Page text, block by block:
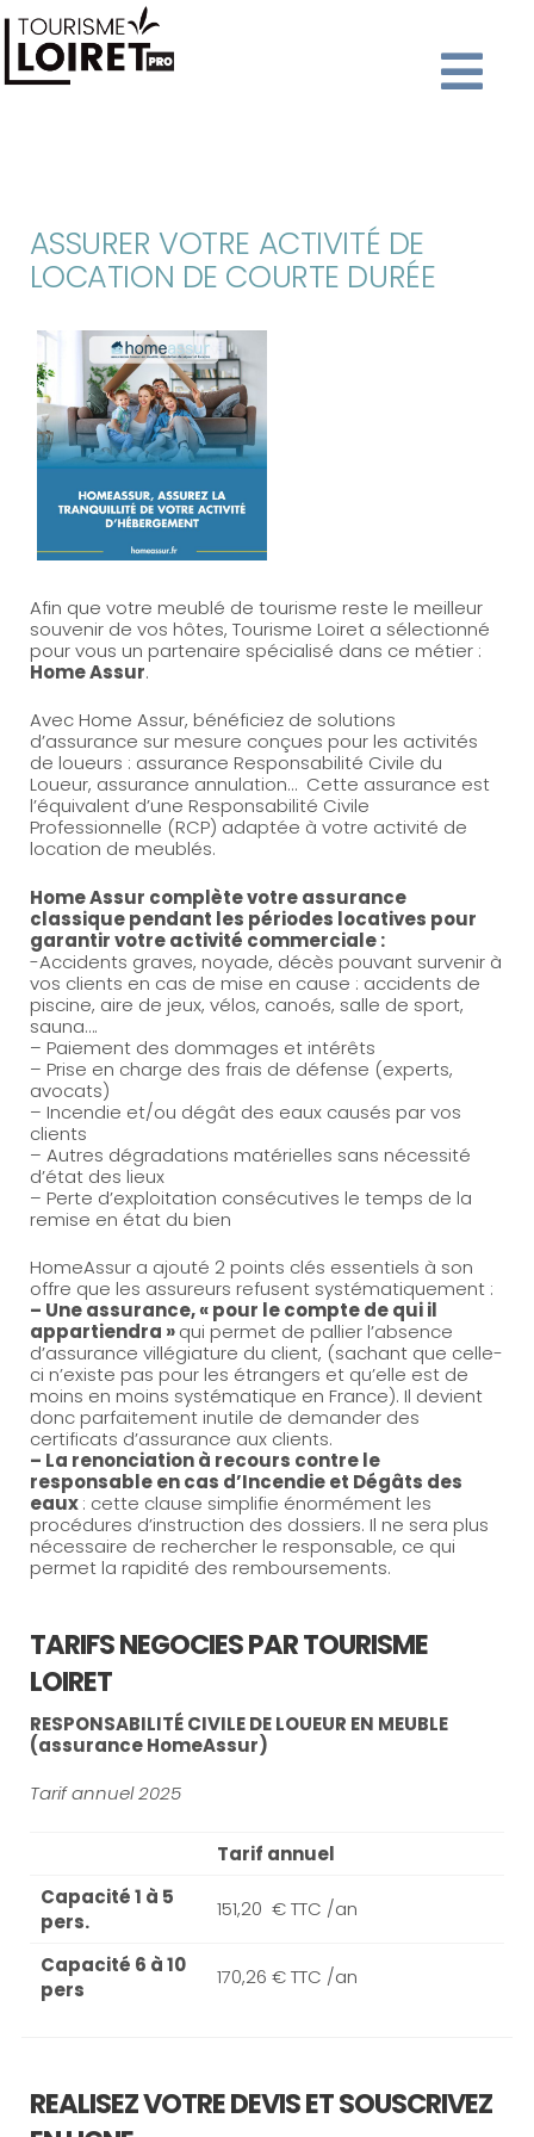
ASSURER VOTRE ACTIVITÉ DE
LOCATION DE COURTE DURÉE
Afin que votre meublé de tourisme reste le meilleur
souvenir de vos hôtes, Tourisme Loiret a sélectionné
pour vous un partenaire spécialisé dans ce métier :
Home Assur.
Avec Home Assur, bénéficiez de solutions
d’assurance sur mesure conçues pour les activités
de loueurs : assurance Responsabilité Civile du
Loueur, assurance annulation… Cette assurance est
l’équivalent d’une Responsabilité Civile
Professionnelle (RCP) adaptée à votre activité de
location de meublés.
Home Assur complète votre assurance
classique pendant les périodes locatives pour
garantir votre activité commerciale :
-Accidents graves, noyade, décès pouvant survenir à
vos clients en cas de mise en cause : accidents de
piscine, aire de jeux, vélos, canoés, salle de sport,
sauna….
– Paiement des dommages et intérêts
– Prise en charge des frais de défense (experts,
avocats)
– Incendie et/ou dégât des eaux causés par vos
clients
– Autres dégradations matérielles sans nécessité
d’état des lieux
– Perte d’exploitation consécutives le temps de la
remise en état du bien
HomeAssur a ajouté 2 points clés essentiels à son
offre que les assureurs refusent systématiquement :
– Une assurance, « pour le compte de qui il
appartiendra »qui permet de pallier l’absence
d’assurance villégiature du client, (sachant que celle-
ci n’existe pas pour les étrangers et qu’elle est de
moins en moins systématique en France). Il devient
donc parfaitement inutile de demander des
certificats d’assurance aux clients.
– La renonciation à recours contre le
responsable en cas d’Incendie et Dégâts des
eaux: cette clause simplifie énormément les
procédures d’instruction des dossiers. Il ne sera plus
nécessaire de rechercher le responsable, ce qui
permet la rapidité des remboursements.
TARIFS NEGOCIES PAR TOURISME
LOIRET
RESPONSABILITÉ CIVILE DE LOUEUR EN MEUBLE
(assurance HomeAssur)
Tarif annuel 2025
Tarif annuel
Capacité 1 à 5
pers.
151,20 € TTC /an
Capacité 6 à 10
pers
170,26 € TTC /an
REALISEZ VOTRE DEVIS ET SOUSCRIVEZ